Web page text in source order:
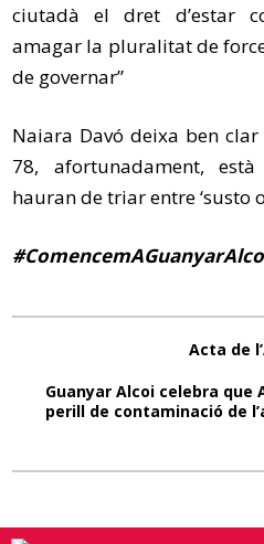
ciutadà el dret d’estar
amagar la pluralitat de
de governar”
Naiara Davó deixa ben
78, afortunadament,
hauran de triar entre ‘susto
Acta de
Guanyar Alcoi celebra que
perill de contaminació de